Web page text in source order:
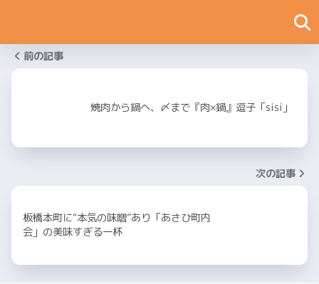
前の記事
焼肉から鍋へ、〆まで『肉×鍋』逗子「sisi」
次の記事
板橋本町に“本気の味噌”あり「あさひ町内
会」の美味すぎる一杯